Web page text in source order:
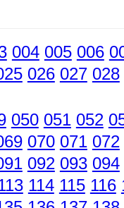
004 005 006
026 027 028
050 051 052
070 071 072
092 093 094
114 115 116